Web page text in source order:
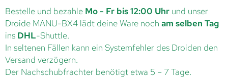
Bestelle und bezahle Mo - Fr bis 12:00 Uhr und unser
Droide MANU-BX4 lädt deine Ware noch am selben Tag
ins DHL-Shuttle.
In seltenen Fällen kann ein Systemfehler des Droiden den
Versand verzögern.
Der Nachschubfrachter benötigt etwa 5 – 7 Tage.